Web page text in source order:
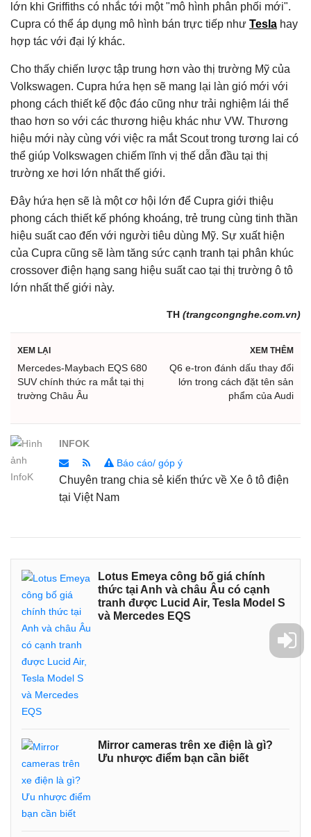
lớn khi Griffiths có nhắc tới một "mô hình phân phối mới".
Cupra có thể áp dụng mô hình bán trực tiếp như Tesla hay
hợp tác với đại lý khác.
Cho thấy chiến lược tập trung hơn vào thị trường Mỹ của
Volkswagen. Cupra hứa hẹn sẽ mang lại làn gió mới với
phong cách thiết kế độc đáo cũng như trải nghiệm lái thể
thao hơn so với các thương hiệu khác như VW. Thương
hiệu mới này cùng với việc ra mắt Scout trong tương lai có
thể giúp Volkswagen chiếm lĩnh vị thế dẫn đầu tại thị
trường xe hơi lớn nhất thế giới.
Đây hứa hẹn sẽ là một cơ hội lớn để Cupra giới thiệu
phong cách thiết kế phóng khoáng, trẻ trung cùng tinh thần
hiệu suất cao đến với người tiêu dùng Mỹ. Sự xuất hiện
của Cupra cũng sẽ làm tăng sức cạnh tranh tại phân khúc
crossover điện hạng sang hiệu suất cao tại thị trường ô tô
lớn nhất thế giới này.
TH (trangcongnghe.com.vn)
XEM LẠI
Mercedes-Maybach EQS 680
SUV chính thức ra mắt tại thị
trường Châu Âu
XEM THÊM
Q6 e-tron đánh dấu thay đổi
lớn trong cách đặt tên sản
phẩm của Audi
INFOK
Báo cáo/ góp ý
Chuyên trang chia sẻ kiến thức về Xe ô tô điện
tại Việt Nam
Lotus Emeya công bố giá chính
thức tại Anh và châu Âu có cạnh
tranh được Lucid Air, Tesla Model S
và Mercedes EQS
Mirror cameras trên xe điện là gì?
Ưu nhược điểm bạn cần biết